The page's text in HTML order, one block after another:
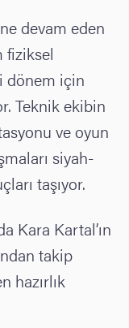
devam eden
fiziksel
dönem için
Teknik ekibin
ve oyun
siyah-
taşıyor.
Kara Kartal’ın
takip
hazırlık